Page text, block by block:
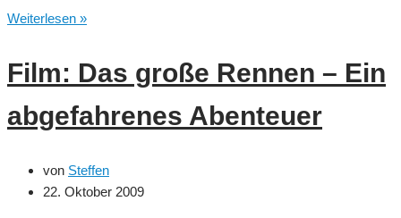
Weiterlesen »Verlosung
Zwei
Kinogutscheine
für
„Das
Rennen“
Film: Das große Rennen – Ein
abgefahrenes Abenteuer
von Steffen
22. Oktober 2009